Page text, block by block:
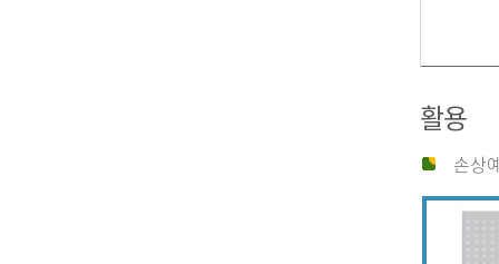
활용
손상